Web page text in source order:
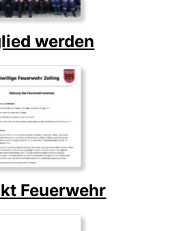
werden
Feuerwehr